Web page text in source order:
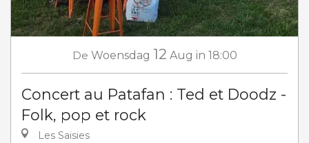
De Woensdag 12 Aug in 18:00
Concert au Patafan : Ted et Doodz -
Folk, pop et rock
Les Saisies